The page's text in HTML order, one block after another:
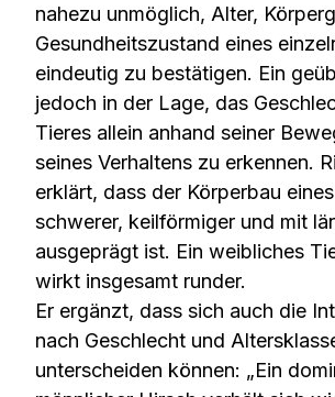
nahezu unmöglich, Alter,
Gesundheitszustand eines
eindeutig zu bestätigen. Ein
jedoch in der Lage, das
Tieres allein anhand seiner
seines Verhaltens zu erkennen.
erklärt, dass der Körperbau
schwerer, keilförmiger und mit
ausgeprägt ist. Ein weibliches
wirkt insgesamt runder.
Er ergänzt, dass sich auch die
nach Geschlecht und
unterscheiden können: „Ein